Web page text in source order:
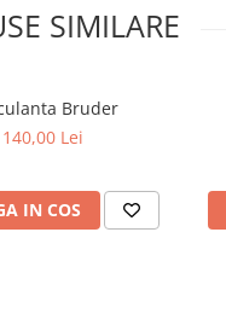
SIMILARE
Bruder
140,00 Lei
IN COS